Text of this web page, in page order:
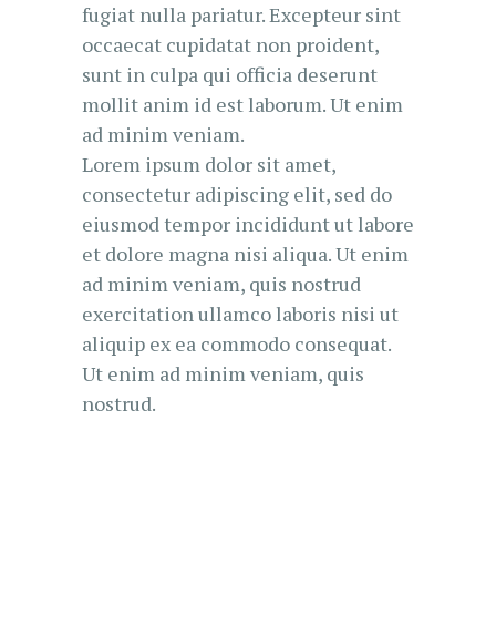
fugiat nulla pariatur. Excepteur sint
occaecat cupidatat non proident,
sunt in culpa qui officia deserunt
mollit anim id est laborum. Ut enim
ad minim veniam.
Lorem ipsum dolor sit amet,
consectetur adipiscing elit, sed do
eiusmod tempor incididunt ut labore
et dolore magna nisi aliqua. Ut enim
ad minim veniam, quis nostrud
exercitation ullamco laboris nisi ut
aliquip ex ea commodo consequat.
Ut enim ad minim veniam, quis
nostrud.